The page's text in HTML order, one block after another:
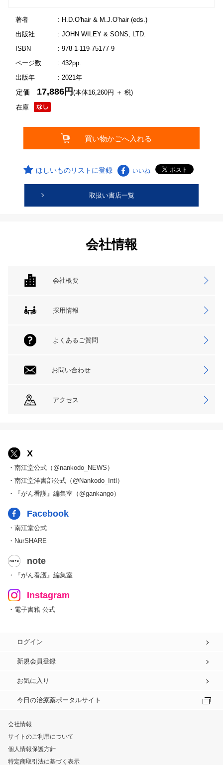
著者
: H.D.O'hair & M.J.O'hair (eds.)
出版社
: JOHN WILEY & SONS, LTD.
ISBN
: 978-1-119-75177-9
ページ数
: 432pp.
出版年
: 2021年
在庫
定価 17,886円(本体16,260円 ＋ 税)
ほしいものリストに登録 いいね
取扱い書店一覧
会社情報
会社概要
採用情報
よくあるご質問
お問い合わせ
アクセス
X
・南江堂公式（@nankodo_NEWS）
・南江堂洋書部公式（@Nankodo_Intl）
・『がん看護』編集室（@gankango）
Facebook
・南江堂公式
・NurSHARE
note
・『がん看護』編集室
Instagram
・電子書籍 公式
ログイン
新規会員登録
お気に入り
今日の治療薬ポータルサイト
会社情報
サイトのご利用について
個人情報保護方針
特定商取引法に基づく表示